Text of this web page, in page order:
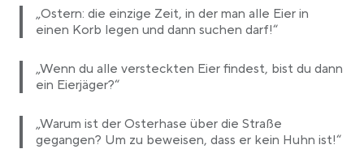
„Ostern: die einzige Zeit, in der man alle Eier in
einen Korb legen und dann suchen darf!“
„Wenn du alle versteckten Eier findest, bist du dann
ein Eierjäger?“
„Warum ist der Osterhase über die Straße
gegangen? Um zu beweisen, dass er kein Huhn ist!“